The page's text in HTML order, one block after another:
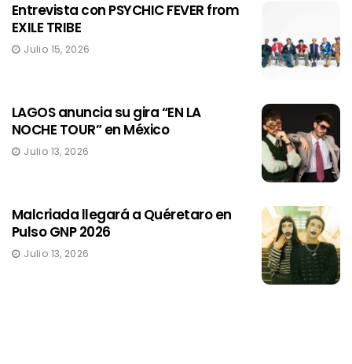
Entrevista con PSYCHIC FEVER from
EXILE TRIBE
Julio 15, 2026
LAGOS anuncia su gira “EN LA
NOCHE TOUR” en México
Julio 13, 2026
Malcriada llegará a Quéretaro en
Pulso GNP 2026
Julio 13, 2026